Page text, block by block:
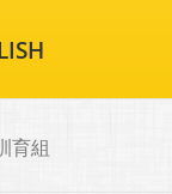
育組